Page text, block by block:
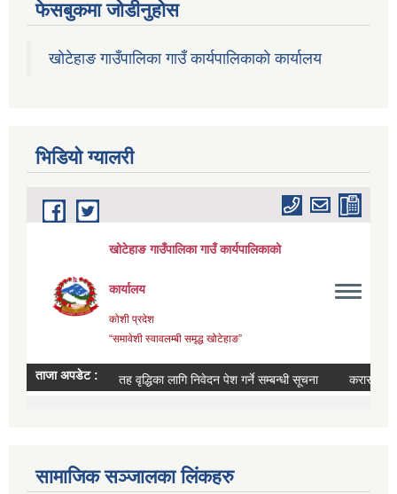
फेसबुकमा जोडीनुहोस
खोटेहाङ गाउँपालिका गाउँ कार्यपालिकाको कार्यालय
भिडियाे ग्यालरी
सामाजिक सञ्जालका लिंकहरु